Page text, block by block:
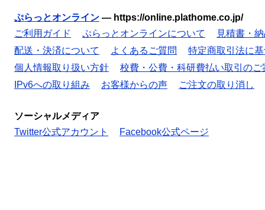
ぷらっとオンライン — https://online.plathome.co.jp/
ご利用ガイド
ぷらっとオンラインについて
見積書・
配送・決済について
よくあるご質問
特定商取引法に
個人情報取り扱い方針
校費・公費・科研費払い取引のご
IPv6への取り組み
お客様からの声 ご注文の取り消し
ソーシャルメディア
Twitter公式アカウント
Facebook公式ページ